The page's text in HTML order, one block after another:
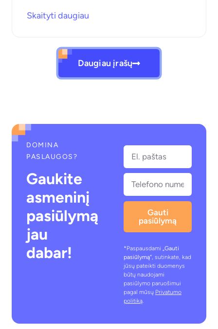
Skaityti daugiau
Daugiau įrašų
DOMINA
PASLAUGOS?
Gaukite
asmeninį
pasiūlymą
jau
dabar!
Gauti
pasiūlymą
*Paspausdami „Gauti
pasiūlymą“ , sutinkate, kad
jūsų pateikti duomenys
būtų naudojami
pasiūlymo paruošimui
pagal mūsų Privatumo
politiką